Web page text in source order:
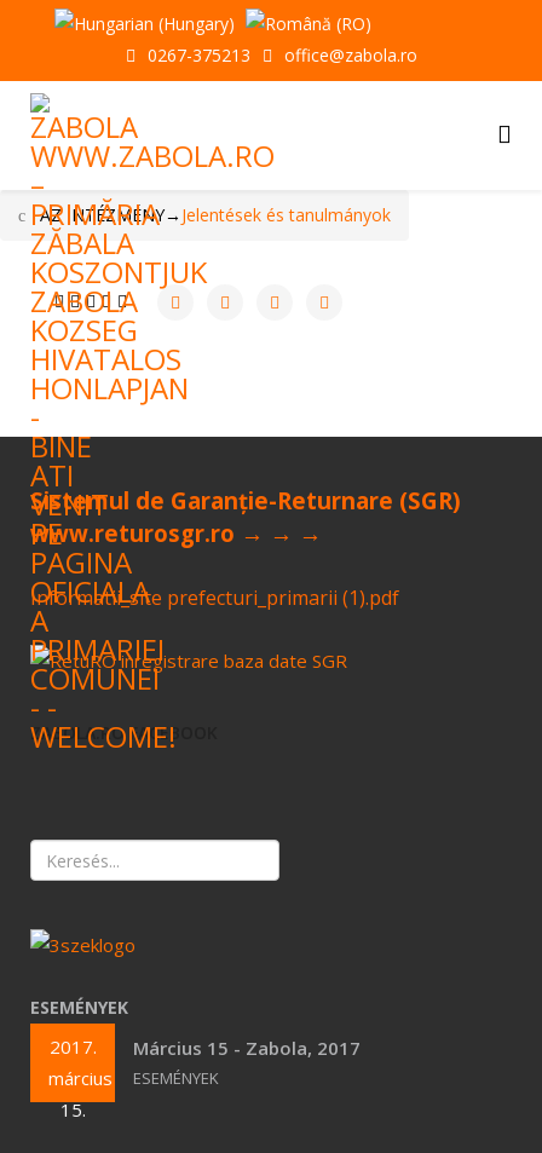
0267-375213 office@zabola.ro
AZ INTÉZMÉNY→ Jelentések és tanulmányok
Sistemul de Garanție-Returnare (SGR)
www.returosgr.ro → → →
Informatii_site prefecturi_primarii (1).pdf
ZABOLA.RO FACEBOOK
ESEMÉNYEK
2017.
március
15.
Március 15 - Zabola, 2017
ESEMÉNYEK